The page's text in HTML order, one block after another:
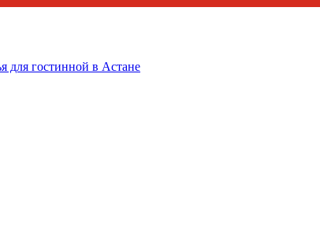
для гостинной в Астане